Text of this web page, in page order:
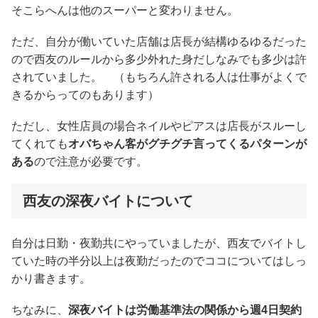
そこらへんは他のスーパーと変わりません。
ただ、自分が働いていた店舗は店長が結構ゆるゆるだった
ので西友のルールから多少外れた身だしなみでも多少は許
されていました。 （もちろん許される人は仕事がよくで
きるからってのもあります）
ただし、女性店員の場合ネイルやピアスは店長がスルーし
てくれてもオバちゃん客がグチグチ言ってくるパターンが
あるので注意が必要です。
西友の深夜バイトについて
自分は日勤・夜勤共にやっていましたが、西友でバイトし
ていた時の半分以上は夜勤だったのでココについてはしっ
かり書きます。
ちなみに、 深夜バイトは労働基準法の関係から週4日契約